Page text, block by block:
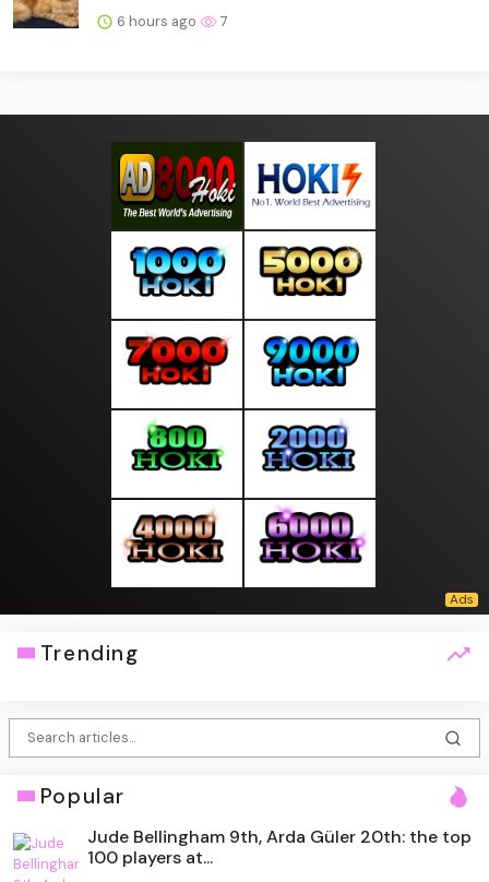
6 hours ago 7
Trending
Popular
Jude Bellingham 9th, Arda Güler 20th: the top
100 players at...